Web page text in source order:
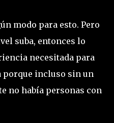
modo para esto. Pero
suba, entonces lo
necesitada para
porque incluso sin un
no había personas con